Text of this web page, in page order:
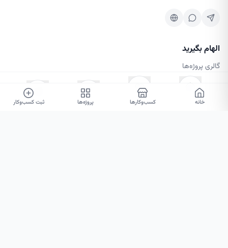
۰
الهام بگیرید
گالری پروژه‌ها
کسب‌وکارها
مجله طرحینه
خانه کسب‌وکارها پروژه‌ها ثبت کسب‌وکار